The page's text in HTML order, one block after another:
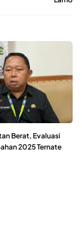
Berat, Evaluasi
2025 Ternate